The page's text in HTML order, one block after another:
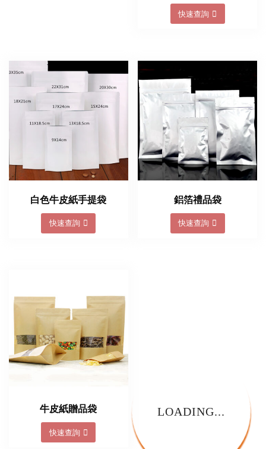
LOADING...
快速查詢
白色牛皮紙手提袋
快速查詢
鋁箔禮品袋
快速查詢
牛皮紙贈品袋
快速查詢